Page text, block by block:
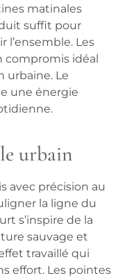
matinales
suffit pour
l’ensemble. Les
idéal
urbaine. Le
une énergie
urbain
avec précision au
la ligne du
s’inspire de la
sauvage et
travaillé qui
effort. Les pointes